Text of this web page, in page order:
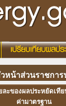
น้าส่วนราชการ
ละของผลประหยัดเที
ค่ามาตรฐาน